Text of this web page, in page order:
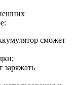
сможет
заряжать